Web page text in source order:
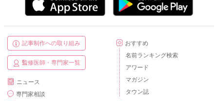
記事制作への取り組み
監修医師・専門家一覧
ニュース
専門家相談
おすすめ
名前ランキング検索
アワード
マガジン
タウン誌